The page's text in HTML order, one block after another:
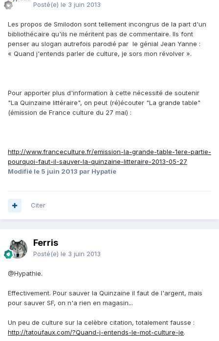
Posté(e) le 3 juin 2013
Les propos de Smilodon sont tellement incongrus de la part d'un
bibliothécaire qu'ils ne méritent pas de commentaire. Ils font
penser au slogan autrefois parodié par le génial Jean Yanne :
« Quand j'entends parler de culture, je sors mon révolver ».
Pour apporter plus d'information à cette nécessité de soutenir
"La Quinzaine littéraire", on peut (ré)écouter "La grande table"
(émission de France culture du 27 mai) :
http://www.franceculture.fr/emission-la-grande-table-1ere-partie-
pourquoi-faut-il-sauver-la-quinzaine-litteraire-2013-05-27
Modifié le 5 juin 2013 par Hypatie
Citer
Ferris
Posté(e) le 3 juin 2013
@Hypathie.
Effectivement. Pour sauver la Quinzaine il faut de l'argent, mais
pour sauver SF, on n'a rien en magasin...
Un peu de culture sur la celèbre citation, totalement fausse :
http://tatoufaux.com/?Quand-j-entends-le-mot-culture-je.